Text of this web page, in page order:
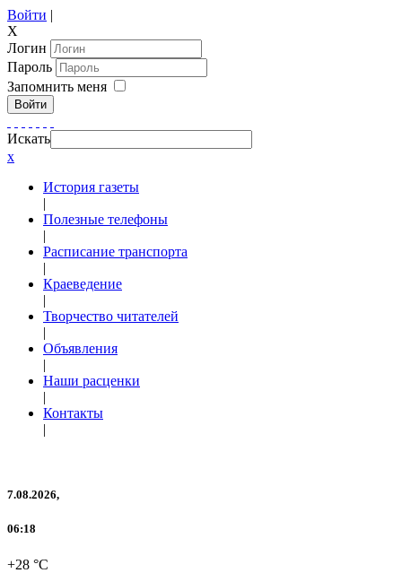
Войти |
X
Логин
Пароль
Запомнить меня
Войти
Искать
x
История газеты
|
Полезные телефоны
|
Расписание транспорта
|
Краеведение
|
Творчество читателей
|
Объявления
|
Наши расценки
|
Контакты
|
7.08.2026,
06:18
+28 °C